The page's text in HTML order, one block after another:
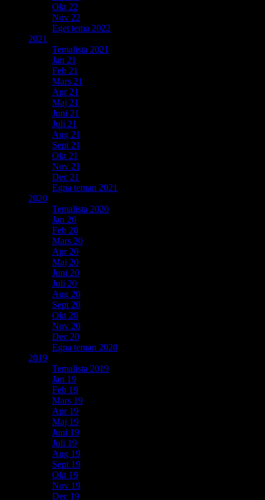
Okt 22
Nov 22
Eget tema 2022
2021
Temalista 2021
Jan 21
Feb 21
Mars 21
Apr 21
Maj 21
Juni 21
Juli 21
Aug 21
Sept 21
Okt 21
Nov 21
Dec 21
Egna teman 2021
2020
Temalista 2020
Jan 20
Feb 20
Mars 20
Apr 20
Maj 20
Juni 20
Juli 20
Aug 20
Sept 20
Okt 20
Nov 20
Dec 20
Egna teman 2020
2019
Temalista 2019
Jan 19
Feb 19
Mars 19
Apr 19
Maj 19
Juni 19
Juli 19
Aug 19
Sept 19
Okt 19
Nov 19
Dec 19